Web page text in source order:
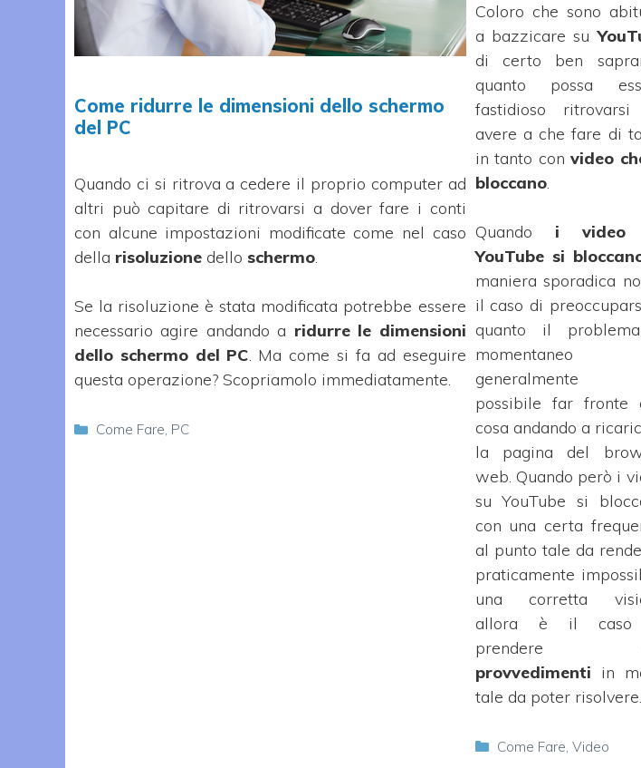
Come ridurre le dimensioni dello schermo
del PC
Quando ci si ritrova a cedere il proprio computer ad
altri può capitare di ritrovarsi a dover fare i conti
con alcune impostazioni modificate come nel caso
della risoluzione dello schermo.
Se la risoluzione è stata modificata potrebbe essere
necessario agire andando a ridurre le dimensioni
dello schermo del PC. Ma come si fa ad eseguire
questa operazione? Scopriamolo immediatamente.
Categorie
Come Fare, PC
Coloro che sono
a bazzicare su
di certo ben
quanto possa
fastidioso
avere a che fare di
in tanto convideo
bloccano.
Quando i video
YouTube si
maniera sporadica
il caso di
quanto il
possibile far fronte
cosa andando a
la pagina del
web. Quando però i
su YouTube si
con una certa
al punto tale da
praticamente
una corretta
allora è il
prendere
provvedimenti in
tale da poter risolvere.
Categorie
Come Fare Video